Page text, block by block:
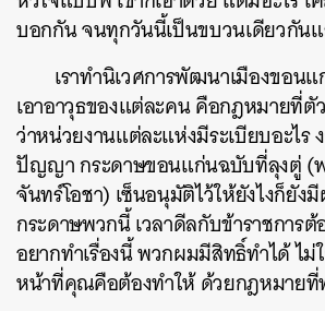
บอกกัน จนทุกวันนี้เป็นขบวนเดียวกัน
เราทำนิเวศการพัฒนาเมืองขอน
เอาอาวุธของแต่ละคน คือกฎหมายที่ตั
ว่าหน่วยงานแต่ละแห่งมีระเบียบอะไร
ปัญญา กระดาษขอนแก่นฉบับที่ลุงตู่ (
จันทร์โอชา) เซ็นอนุมัติไว้ให้ยังไงก็ยัง
กระดาษพวกนี้ เวลาดีลกับข้าราชการ
อยากทำเรื่องนี้ พวกผมมีสิทธิ์ทำได้ ไ
หน้าที่คุณคือต้องทำให้ ด้วยกฎหมายที่